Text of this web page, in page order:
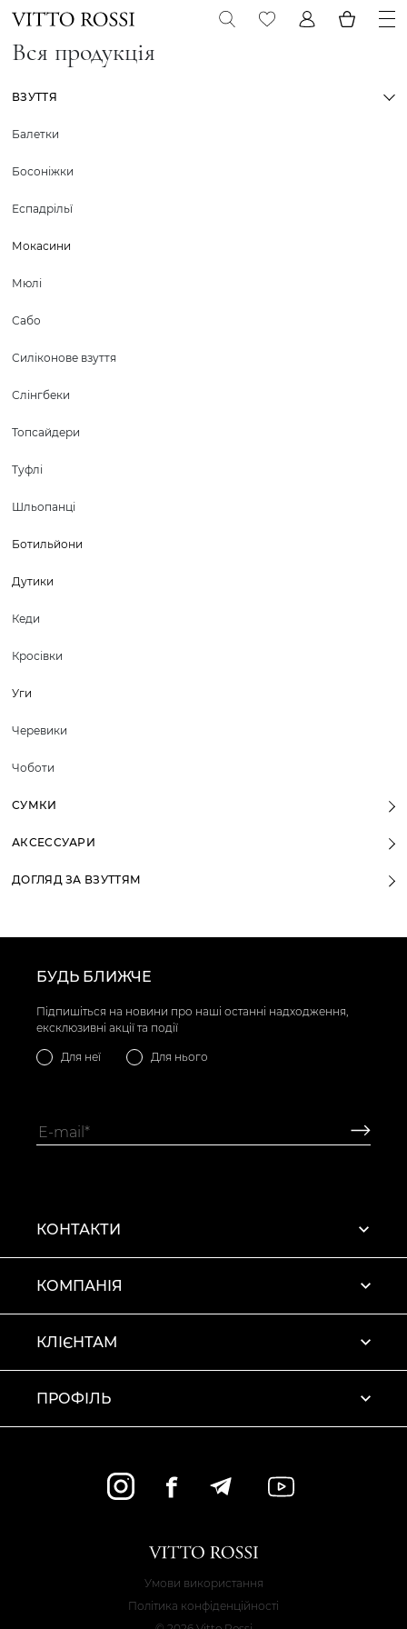
Вся продукція
ВЗУТТЯ
Балетки
Босоніжки
Еспадрільї
Мокасини
Мюлі
Сабо
Силіконове взуття
Слінгбеки
Топсайдери
Туфлі
Шльопанці
Ботильйони
Дутики
Кеди
Кросівки
Уги
Черевики
Чоботи
СУМКИ
АКСЕССУАРИ
ДОГЛЯД ЗА ВЗУТТЯМ
БУДЬ БЛИЖЧЕ
Підпишіться на новини про наші останні надходження,
ексклюзивні акції та події
Для неї Для нього
КОНТАКТИ
КОМПАНІЯ
КЛІЄНТАМ
ПРОФІЛЬ
Умови використання
Політика конфіденційності